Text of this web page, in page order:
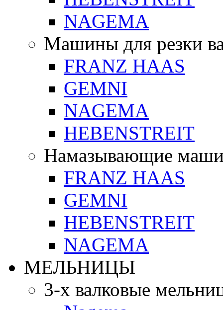
NAGEMA
Машины для резки
FRANZ HAAS
GEMNI
NAGEMA
HEBENSTREIT
Намазывающие
FRANZ HAAS
GEMNI
HEBENSTREIT
NAGEMA
МЕЛЬНИЦЫ
3-х валковые